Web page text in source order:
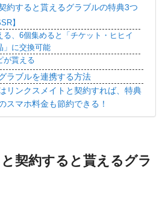
約すると貰えるグラブルの特典3つ
】
る、6個集めると「チケット・ヒヒイ
」に交換可能
が貰える
ラブルを連携する方法
リンクスメイトと契約すれば、特典
スマホ料金も節約できる！
契約すると貰えるグラ